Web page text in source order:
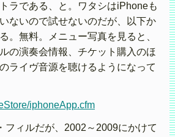
ラである、と。ワタシはiPhoneも
ないので試せないのだが、以下か
。無料。メニュー写真を見ると、
の演奏会情報、チケット購入のほ
ライヴ音源を聴けるようになって
iphoneApp.cfm
フィルだが、2002～2009にかけて